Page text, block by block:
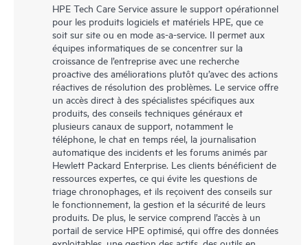
HPE Tech Care Service assure le support opérationnel
pour les produits logiciels et matériels HPE, que ce
soit sur site ou en mode as-a-service. Il permet aux
équipes informatiques de se concentrer sur la
croissance de l’entreprise avec une recherche
proactive des améliorations plutôt qu’avec des actions
réactives de résolution des problèmes. Le service offre
un accès direct à des spécialistes spécifiques aux
produits, des conseils techniques généraux et
plusieurs canaux de support, notamment le
téléphone, le chat en temps réel, la journalisation
automatique des incidents et les forums animés par
Hewlett Packard Enterprise. Les clients bénéficient de
ressources expertes, ce qui évite les questions de
triage chronophages, et ils reçoivent des conseils sur
le fonctionnement, la gestion et la sécurité de leurs
produits. De plus, le service comprend l’accès à un
portail de service HPE optimisé, qui offre des données